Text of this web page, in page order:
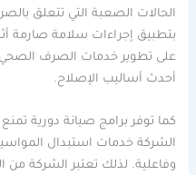
الحالات الصعبة التي تتعلق
بتطبيق إجراءات سلامة صارمة
على تطوير خدمات الصرف
أحدث أساليب الإصلاح.
كما توفر برامج صيانة دورية
الشركة خدمات استبدال
وفاعلية. لذلك تعتبر الشركة من